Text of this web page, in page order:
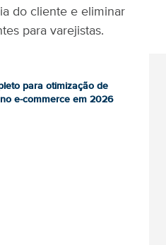
do cliente e eliminar
para varejistas.
para otimização de
e-commerce em 2026